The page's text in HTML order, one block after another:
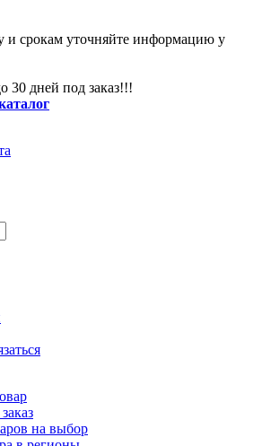
и срокам уточняйте информацию у
30 дней под заказ!!!
на выбор